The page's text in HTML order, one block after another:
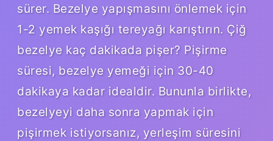
sürer. Bezelye yapışmasını önlemek için
1-2 yemek kaşığı tereyağı karıştırın. Çiğ
bezelye kaç dakikada pişer? Pişirme
süresi, bezelye yemeği için 30-40
dakikaya kadar idealdir. Bununla birlikte,
bezelyeyi daha sonra yapmak için
pişirmek istiyorsanız, yerleşim süresini